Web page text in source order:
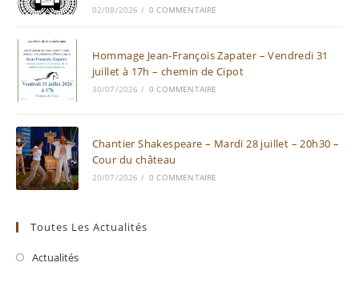
02/08/2026 / 0 COMMENTAIRE
Hommage Jean-François Zapater – Vendredi 31
juillet à 17h – chemin de Cipot
30/07/2026 / 0 COMMENTAIRE
Chantier Shakespeare – Mardi 28 juillet – 20h30 –
Cour du château
20/07/2026 / 0 COMMENTAIRE
Toutes Les Actualités
Actualités